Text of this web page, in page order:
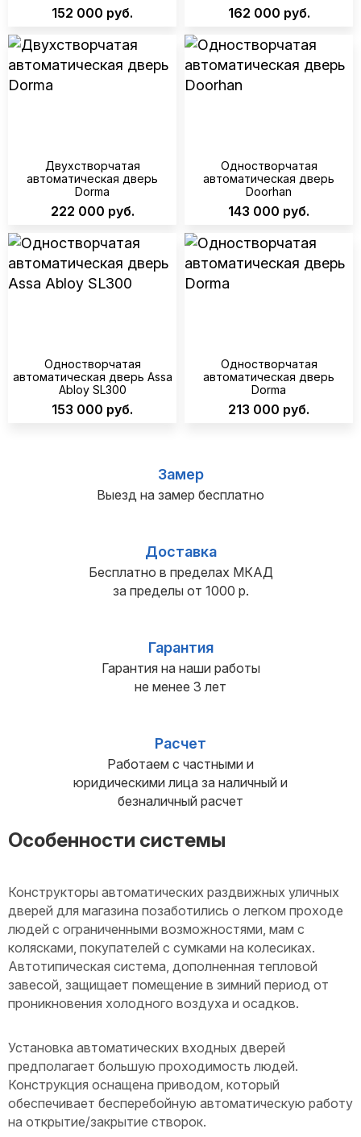
152 000 руб. 162 000 руб.
Двухстворчатая
автоматическая дверь
Dorma
222 000 руб.
Одностворчатая
автоматическая дверь
Doorhan
143 000 руб.
Одностворчатая
автоматическая дверь Assa
Abloy SL300
153 000 руб.
Одностворчатая
автоматическая дверь
Dorma
213 000 руб.
Замер
Выезд на замер бесплатно
Доставка
Бесплатно в пределах МКАД
за пределы от 1000 р.
Гарантия
Гарантия на наши работы
не менее 3 лет
Расчет
Работаем с частными и
юридическими лица за наличный и
безналичный расчет
Особенности системы
Конструкторы автоматических раздвижных уличных
дверей для магазина позаботились о легком проходе
людей с ограниченными возможностями, мам с
колясками, покупателей с сумками на колесиках.
Автотипическая система, дополненная тепловой
завесой, защищает помещение в зимний период от
проникновения холодного воздуха и осадков.
Установка автоматических входных дверей
предполагает большую проходимость людей.
Конструкция оснащена приводом, который
обеспечивает бесперебойную автоматическую работу
на открытие/закрытие створок.